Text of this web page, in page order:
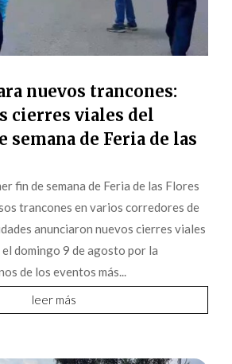
nuevos trancones:
cierres viales del
de Feria de las
fin de semana de Feria de las Flores
trancones en varios corredores de
anunciaron nuevos cierres viales
domingo 9 de agosto por la
de los eventos más...
leer más